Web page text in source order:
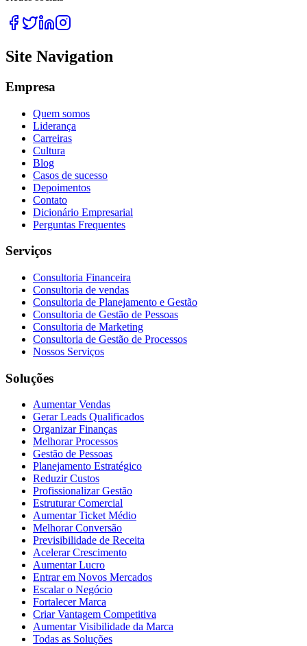
Site Navigation
Empresa
Quem somos
Liderança
Carreiras
Cultura
Blog
Casos de sucesso
Depoimentos
Contato
Dicionário Empresarial
Perguntas Frequentes
Serviços
Consultoria Financeira
Consultoria de vendas
Consultoria de Planejamento e Gestão
Consultoria de Gestão de Pessoas
Consultoria de Marketing
Consultoria de Gestão de Processos
Nossos Serviços
Soluções
Aumentar Vendas
Gerar Leads Qualificados
Organizar Finanças
Melhorar Processos
Gestão de Pessoas
Planejamento Estratégico
Reduzir Custos
Profissionalizar Gestão
Estruturar Comercial
Aumentar Ticket Médio
Melhorar Conversão
Previsibilidade de Receita
Acelerar Crescimento
Aumentar Lucro
Entrar em Novos Mercados
Escalar o Negócio
Fortalecer Marca
Criar Vantagem Competitiva
Aumentar Visibilidade da Marca
Todas as Soluções